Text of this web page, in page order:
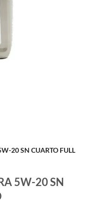
20 SN CUARTO FULL
5W-20 SN